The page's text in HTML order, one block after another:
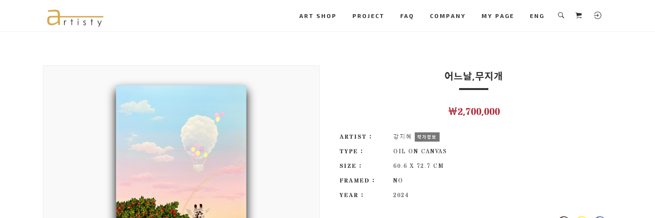
ART SHOP PROJECT FAQ COMPANY MY PAGE ENG
어느날,무지개
￦2,700,000
ARTIST : 강지혜 작가정보
TYPE :
OIL ON CANVAS
SIZE :
60.6 X 72.7 CM
FRAMED :
NO
YEAR :
2024